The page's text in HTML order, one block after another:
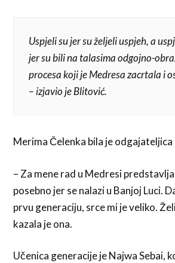
Uspjeli su jer su željeli uspjeh, a
jer su bili na talasima odgojno-
procesa koji je Medresa zacrtala i
– izjavio je Blitović.
Merima Čelenka bila je
– Za mene rad u Medresi
posebno jer se nalazi u Banjoj Luci.
prvu generaciju, srce mi je veliko.
kazala je ona.
Učenica generacije je Najwa Sebai,